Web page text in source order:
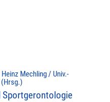
Mechling / Univ.-
(Hrsg.)
Sportgerontologie